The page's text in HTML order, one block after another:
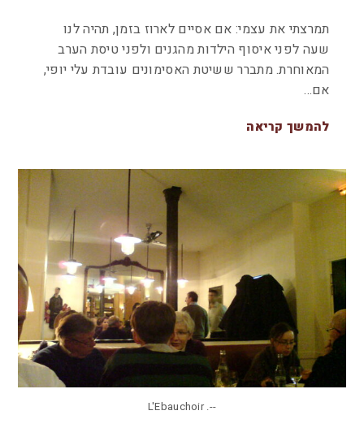
תמרצתי את עצמי: אם אסיים לארוז בזמן, תהיה לנו
שעה לפני איסוף הילדות מהגנים ולפני טיסת הערב
המאוחרת. מתברר ששיטת האסימונים עובדת עלי יופי,
אם…
להמשך קריאה
--. L'Ebauchoir